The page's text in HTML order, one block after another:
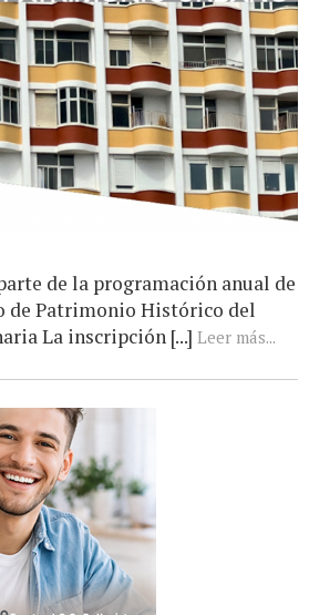
de la programación anual de
de Patrimonio Histórico del
La inscripción [...] Leer más...